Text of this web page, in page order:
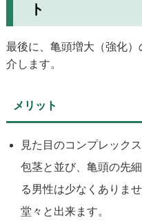
ト
最後に、亀頭増大（強化
介します。
メリット
見た目のコンプレック
包茎と並び、亀頭の先
る男性は少なくありま
堂々と出来ます。